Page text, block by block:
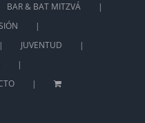
BAR & BAT MITZVÁ
JUVENTUD